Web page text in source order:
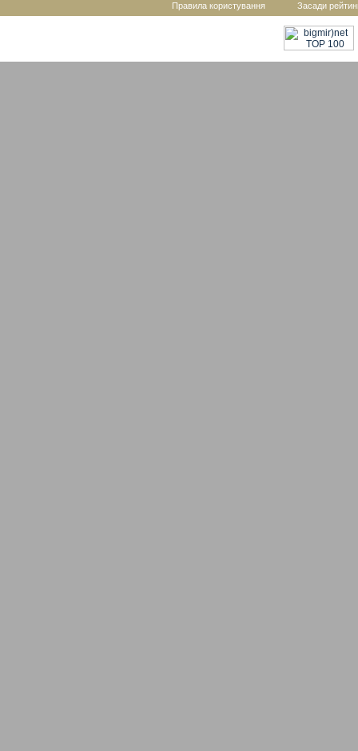
Правила користування Засади